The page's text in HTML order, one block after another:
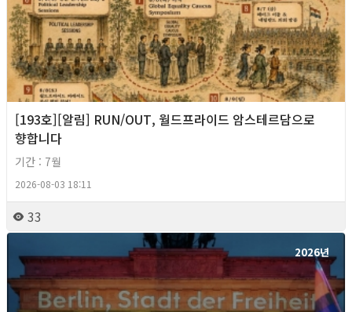
[193호][알림] RUN/OUT, 월드프라이드 암스테르담으로
향합니다
기간 : 7월
2026-08-03 18:11
33
2026년